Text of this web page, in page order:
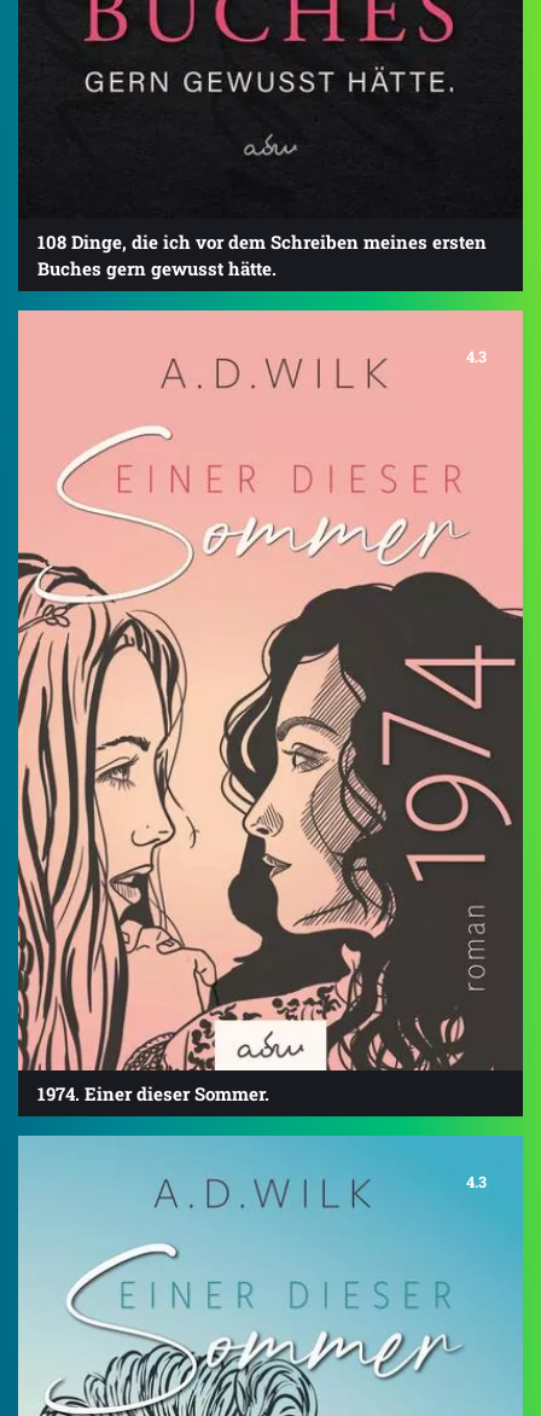
108 Dinge, die ich vor dem Schreiben meines ersten
Buches gern gewusst hätte.
4.3
1974. Einer dieser Sommer.
4.3